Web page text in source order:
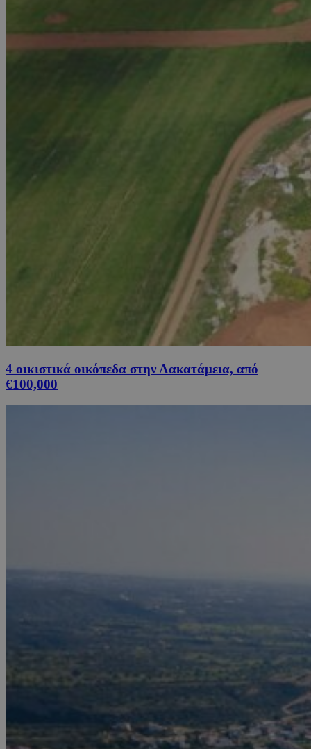
4 οικιστικά οικόπεδα στην Λακατάμεια, από
€100,000